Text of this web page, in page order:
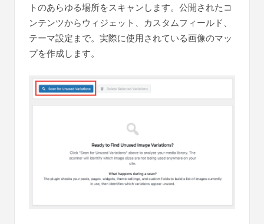
トのあらゆる場所をスキャンします。公開されたコ
ンテンツからウィジェット、カスタムフィールド、
テーマ設定まで。実際に使用されている画像のマッ
プを作成します。